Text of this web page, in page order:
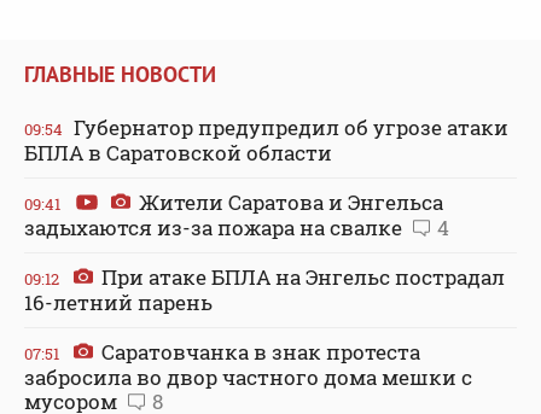
ГЛАВНЫЕ НОВОСТИ
09:54 Губернатор предупредил об угрозе атаки
БПЛА в Саратовской области
09:41
Жители Саратова и Энгельса
задыхаются из-за пожара на свалке
4
09:12
При атаке БПЛА на Энгельс пострадал
16-летний парень
07:51
Саратовчанка в знак протеста
забросила во двор частного дома мешки с
мусором
8